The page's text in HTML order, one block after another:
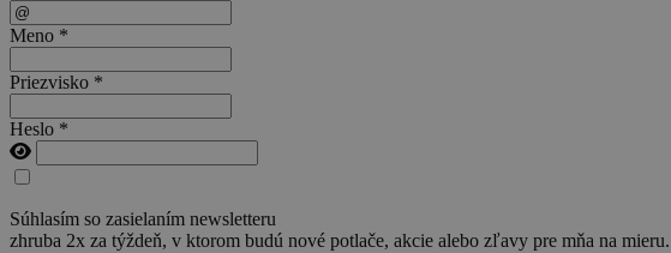
Meno *
Priezvisko *
Heslo *
Súhlasím so zasielaním newsletteru
zhruba 2x za týždeň, v ktorom budú nové potlače, akcie alebo zľavy pre mňa na